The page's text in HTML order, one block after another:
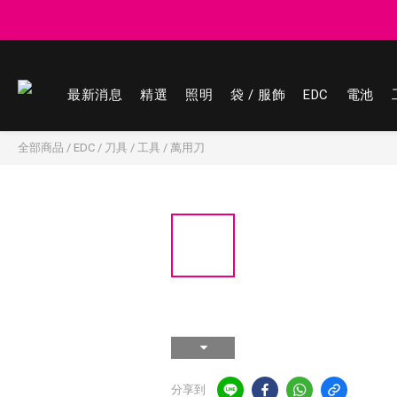
最新消息 精選 照明 袋 / 服飾 EDC 電池
全部商品 / EDC / 刀具 / 工具 / 萬用刀
分享到